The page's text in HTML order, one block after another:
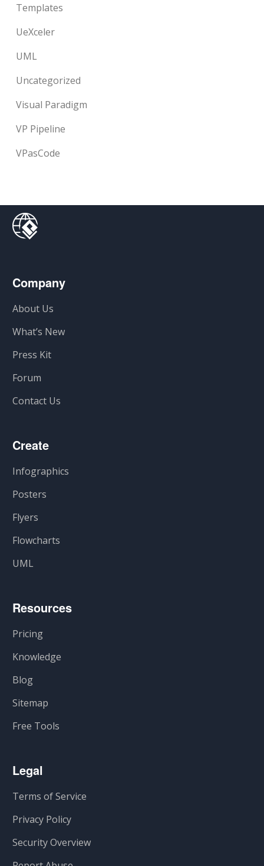
Templates
UeXceler
UML
Uncategorized
Visual Paradigm
VP Pipeline
VPasCode
Company
About Us
What’s New
Press Kit
Forum
Contact Us
Create
Infographics
Posters
Flyers
Flowcharts
UML
Resources
Pricing
Knowledge
Blog
Sitemap
Free Tools
Legal
Terms of Service
Privacy Policy
Security Overview